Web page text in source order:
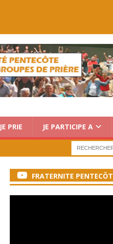
JE PRIE JE PARTICIPE A
FRATERNITE